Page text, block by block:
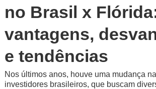
no Brasil x
vantagens,
e tendências
Nos últimos anos, houve uma mudança
investidores brasileiros, que buscam